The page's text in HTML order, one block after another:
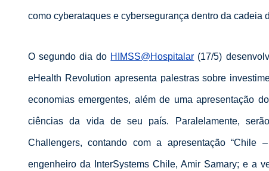
como cyberataques e cybersegurança dentro da cadeia
O segundo dia do HIMSS@Hospitalar (17/5)
eHealth Revolution apresenta palestras sobre
economias emergentes, além de uma apresentação
ciências da vida de seu país. Paralelamente,
Challengers, contando com a apresentação “Chile
engenheiro da InterSystems Chile, Amir Samary; e a